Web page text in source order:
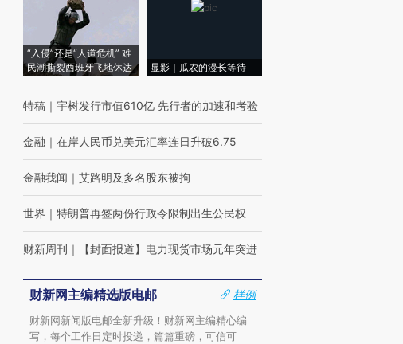
“入侵”还是“人道危机” 难
民潮撕裂西班牙飞地休达
显影｜瓜农的漫长等待
特稿 ｜ 宇树发行市值610亿 先行者的加速和考验
金融 ｜ 在岸人民币兑美元汇率连日升破6.75
金融我闻 ｜ 艾路明及多名股东被拘
世界 ｜ 特朗普再签两份行政令限制出生公民权
财新周刊 ｜ 【封面报道】电力现货市场元年突进
财新网主编精选版电邮
样例
财新网新闻版电邮全新升级！财新网主编精心编
写，每个工作日定时投递，篇篇重磅，可信可